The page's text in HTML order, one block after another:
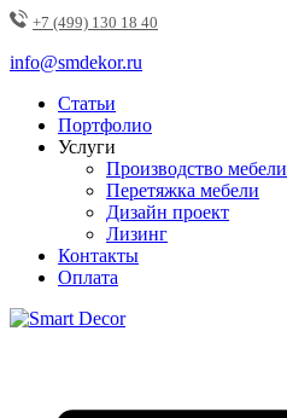
+7 (499) 130 18 40
info@smdekor.ru
Статьи
Портфолио
Услуги
Производство мебели
Перетяжка мебели
Дизайн проект
Лизинг
Контакты
Оплата